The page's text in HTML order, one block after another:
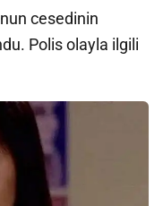
cesedinin
Polis olayla ilgili